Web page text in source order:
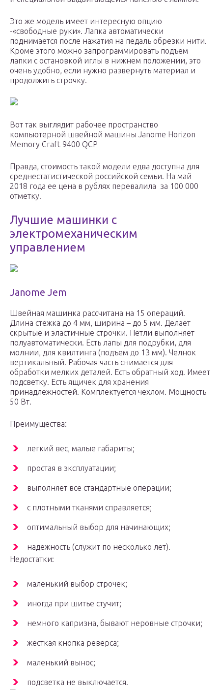
Это же модель имеет интересную опцию
-«свободные руки». Лапка автоматически
поднимается после нажатия на педаль обрезки нити.
Кроме этого можно запрограммировать подъем
лапки с остановкой иглы в нижнем положении, это
очень удобно, если нужно развернуть материал и
продолжить строчку.
Вот так выглядит рабочее пространство
компьютерной швейной машины Janome Horizon
Memory Craft 9400 QCP
Правда, стоимость такой модели едва доступна для
среднестатистической российской семьи. На май
2018 года ее цена в рублях перевалила за 100 000
отметку.
Лучшие машинки с
электромеханическим
управлением
Janome Jem
Швейная машинка рассчитана на 15 операций.
Длина стежка до 4 мм, ширина – до 5 мм. Делает
скрытые и эластичные строчки. Петли выполняет
полуавтоматически. Есть лапы для подрубки, для
молнии, для квилтинга (подъем до 13 мм). Челнок
вертикальный. Рабочая часть снимается для
обработки мелких деталей. Есть обратный ход. Имеет
подсветку. Есть ящичек для хранения
принадлежностей. Комплектуется чехлом. Мощность
50 Вт.
Преимущества:
легкий вес, малые габариты;
простая в эксплуатации;
выполняет все стандартные операции;
с плотными тканями справляется;
оптимальный выбор для начинающих;
надежность (служит по несколько лет).
Недостатки:
маленький выбор строчек;
иногда при шитье стучит;
немного капризна, бывают неровные строчки;
жесткая кнопка реверса;
маленький вынос;
подсветка не выключается.